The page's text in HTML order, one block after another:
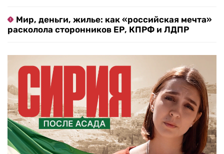
Мир, деньги, жилье: как «российская мечта»
расколола сторонников ЕР, КПРФ и ЛДПР